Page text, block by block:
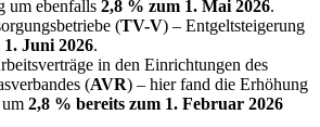
um ebenfalls 2,8 % zum 1. Mai 2026.
(TV-V) – Entgeltsteigerung
Juni 2026.
in den Einrichtungen des
(AVR) – hier fand die Erhöhung
2,8 % bereits zum 1. Februar 2026